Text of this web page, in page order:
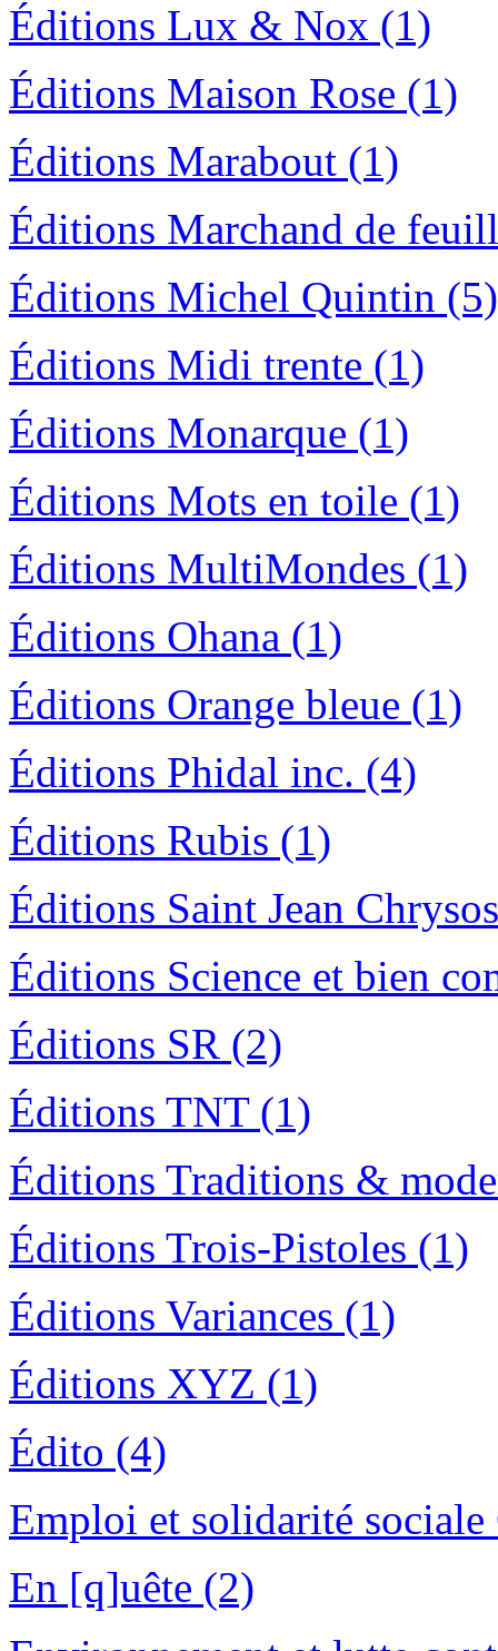
Éditions Lux & Nox (1)
Éditions Maison Rose (1)
Éditions Marabout (1)
Éditions Marchand de
Éditions Michel Quintin (5)
Éditions Midi trente (1)
Éditions Monarque (1)
Éditions Mots en toile (1)
Éditions MultiMondes (1)
Éditions Ohana (1)
Éditions Orange bleue (1)
Éditions Phidal inc. (4)
Éditions Rubis (1)
Éditions Saint Jean
Éditions Science et bien
Éditions SR (2)
Éditions TNT (1)
Éditions Traditions &
Éditions Trois-Pistoles (1)
Éditions Variances (1)
Éditions XYZ (1)
Édito (4)
Emploi et solidarité sociale
En [q]uête (2)